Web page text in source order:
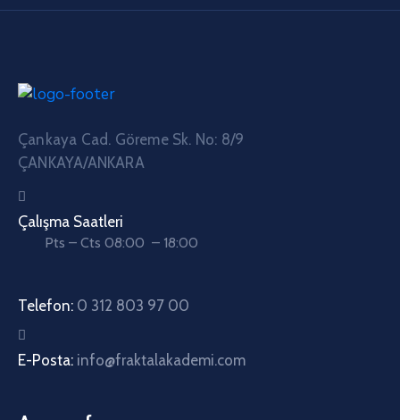
Çankaya Cad. Göreme Sk. No: 8/9
ÇANKAYA/ANKARA
Çalışma Saatleri
Pts – Cts 08:00 – 18:00
Telefon: 0 312 803 97 00
E-Posta: info@fraktalakademi.com